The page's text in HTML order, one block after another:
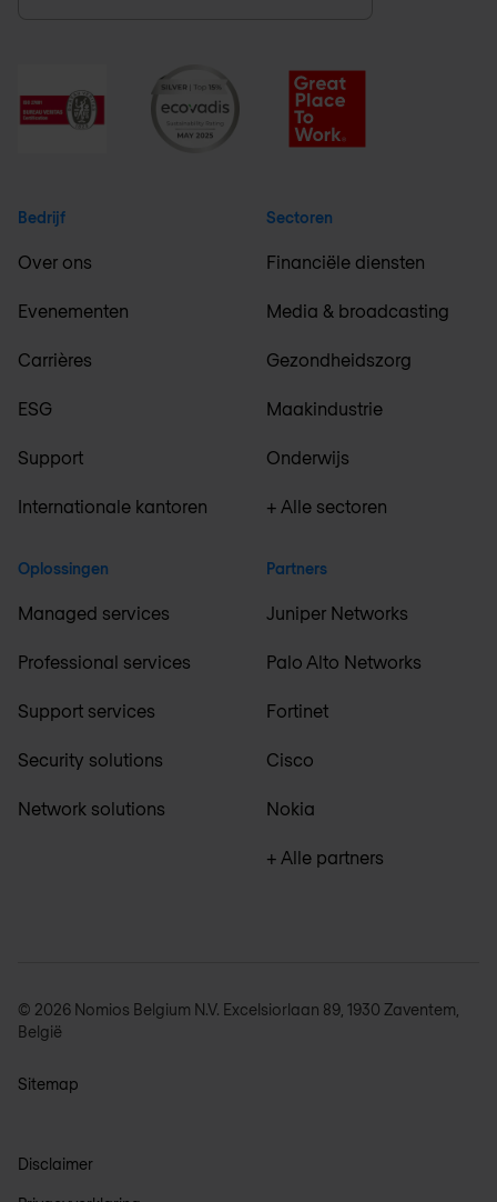
Bedrijf
Over ons
Evenementen
Carrières
ESG
Support
Internationale kantoren
Oplossingen
Managed services
Professional services
Support services
Security solutions
Network solutions
Sectoren
Financiële diensten
Media & broadcasting
Gezondheidszorg
Maakindustrie
Onderwijs
+ Alle sectoren
Partners
Juniper Networks
Palo Alto Networks
Fortinet
Cisco
Nokia
+ Alle partners
© 2026 Nomios Belgium N.V. Excelsiorlaan 89, 1930 Zaventem,
België
Sitemap
Disclaimer